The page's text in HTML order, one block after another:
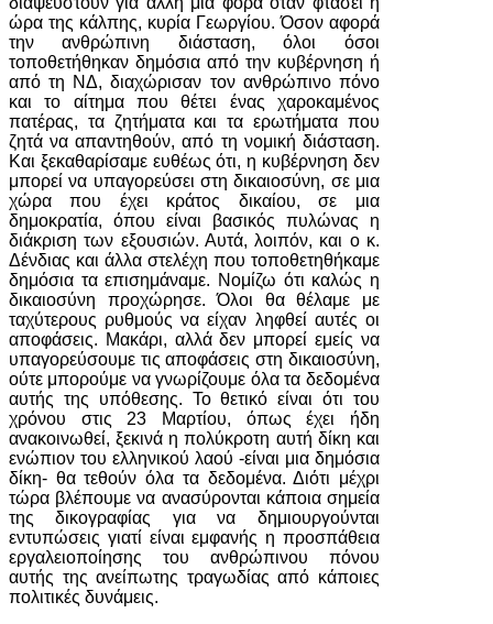
ώρα της κάλπης, κυρία Γεωργίου. Όσον αφορά
την ανθρώπινη διάσταση, όλοι όσοι
τοποθετήθηκαν δημόσια από την κυβέρνηση ή
από τη ΝΔ, διαχώρισαν τον ανθρώπινο πόνο
και το αίτημα που θέτει ένας χαροκαμένος
πατέρας, τα ζητήματα και τα ερωτήματα που
ζητά να απαντηθούν, από τη νομική διάσταση.
Και ξεκαθαρίσαμε ευθέως ότι, η κυβέρνηση δεν
μπορεί να υπαγορεύσει στη δικαιοσύνη, σε μια
χώρα που έχει κράτος δικαίου, σε μια
δημοκρατία, όπου είναι βασικός πυλώνας η
διάκριση των εξουσιών. Αυτά, λοιπόν, και ο κ.
Δένδιας και άλλα στελέχη που τοποθετηθήκαμε
δημόσια τα επισημάναμε. Νομίζω ότι καλώς η
δικαιοσύνη προχώρησε. Όλοι θα θέλαμε με
ταχύτερους ρυθμούς να είχαν ληφθεί αυτές οι
αποφάσεις. Μακάρι, αλλά δεν μπορεί εμείς να
υπαγορεύσουμε τις αποφάσεις στη δικαιοσύνη,
ούτε μπορούμε να γνωρίζουμε όλα τα δεδομένα
αυτής της υπόθεσης. Το θετικό είναι ότι του
χρόνου στις 23 Μαρτίου, όπως έχει ήδη
ανακοινωθεί, ξεκινά η πολύκροτη αυτή δίκη και
ενώπιον του ελληνικού λαού -είναι μια δημόσια
δίκη- θα τεθούν όλα τα δεδομένα. Διότι μέχρι
τώρα βλέπουμε να ανασύρονται κάποια σημεία
της δικογραφίας για να δημιουργούνται
εντυπώσεις γιατί είναι εμφανής η προσπάθεια
εργαλειοποίησης του ανθρώπινου πόνου
αυτής της ανείπωτης τραγωδίας από κάποιες
πολιτικές δυνάμεις.